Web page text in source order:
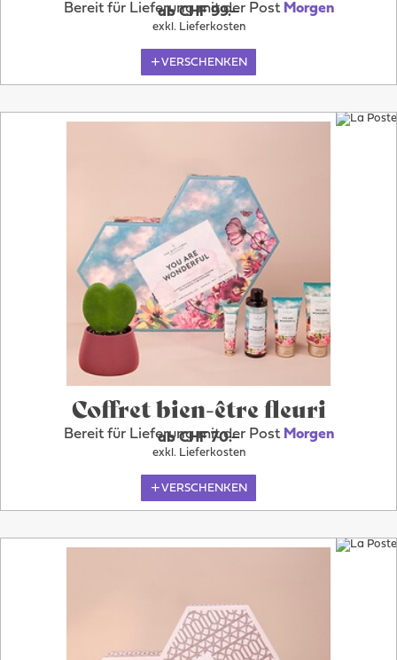
Bereit für Lieferung mit der Post Morgen
ab CHF 99.–
exkl. Lieferkosten
VERSCHENKEN
Coffret bien-être fleuri
Bereit für Lieferung mit der Post Morgen
ab CHF 70.–
exkl. Lieferkosten
VERSCHENKEN